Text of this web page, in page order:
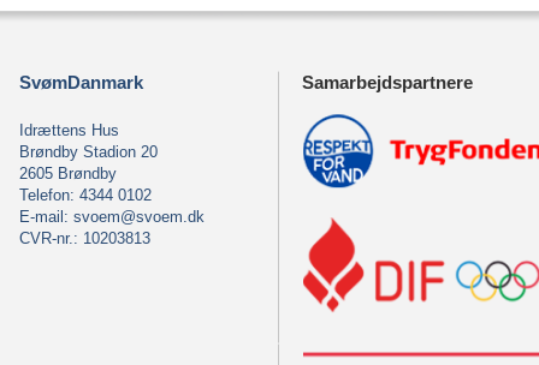
SvømDanmark
Idrættens Hus
Brøndby Stadion 20
2605 Brøndby
Telefon: 4344 0102
E-mail: svoem@svoem.dk
CVR-nr.: 10203813
Samarbejdspartnere